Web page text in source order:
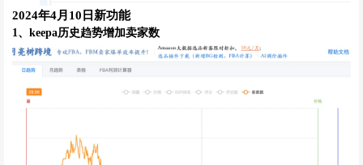
2024年4月10日新功能
1、 keepa历史趋势增加卖家数